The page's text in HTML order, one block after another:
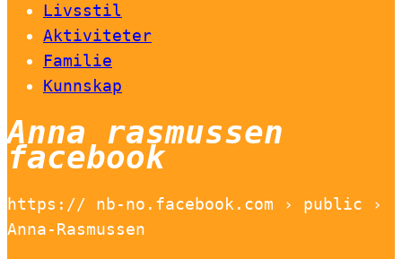
Livsstil
Aktiviteter
Familie
Kunnskap
Anna rasmussen
facebook
https:// nb-no.facebook.com › public ›
Anna-Rasmussen